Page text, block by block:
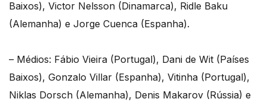
Baixos), Victor Nelsson (Dinamarca), Ridle Baku
(Alemanha) e Jorge Cuenca (Espanha).
– Médios: Fábio Vieira (Portugal), Dani de Wit (Países
Baixos), Gonzalo Villar (Espanha), Vitinha (Portugal),
Niklas Dorsch (Alemanha), Denis Makarov (Rússia) e